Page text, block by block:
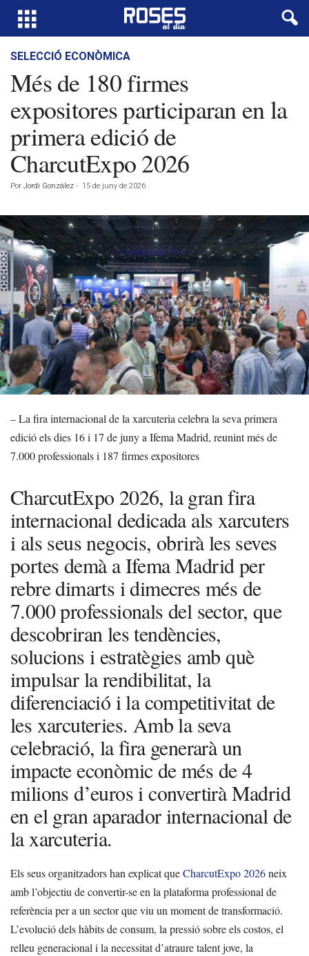
SELECCIÓ ECONÒMICA
Més de 180 firmes
expositores participaran en la
primera edició de
CharcutExpo 2026
Por Jordi González - 15 de juny de 2026
– La fira internacional de la xarcuteria celebra la seva primera
edició els dies 16 i 17 de juny a Ifema Madrid, reunint més de
7.000 professionals i 187 firmes expositores
CharcutExpo 2026, la gran fira
internacional dedicada als xarcuters
i als seus negocis, obrirà les seves
portes demà a Ifema Madrid per
rebre dimarts i dimecres més de
7.000 professionals del sector, que
descobriran les tendències,
solucions i estratègies amb què
impulsar la rendibilitat, la
diferenciació i la competitivitat de
les xarcuteries. Amb la seva
celebració, la fira generarà un
impacte econòmic de més de 4
milions d’euros i convertirà Madrid
en el gran aparador internacional de
la xarcuteria.
Els seus organitzadors han explicat queCharcutExpo 2026neix
amb l’objectiu de convertir-se en la plataforma professional de
referència per a un sector que viu un moment de transformació.
L’evolució dels hàbits de consum, la pressió sobre els costos, el
relleu generacional i la necessitat d’atraure talent jove, la